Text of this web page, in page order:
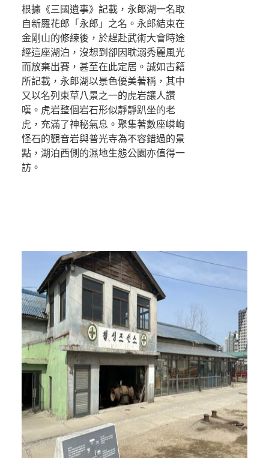
根據《三國遺事》記載，永郎湖一名取
自新羅花郎「永郎」之名。永郎結束在
金剛山的修練後，於趕赴武術大會時途
經這座湖泊，沒想到卻因耽溺秀麗風光
而放棄出賽，甚至在此定居。誠如古籍
所記載，永郎湖以景色優美著稱，其中
又以名列束草八景之一的虎岩讓人讚
嘆。虎岩整個岩石形似靜靜趴坐的老
虎，充滿了神秘氣息。聚集著數座嶙峋
怪石的觀音岩與普光寺為不容錯過的景
點，湖泊西側的濕地生態公園亦值得一
訪。